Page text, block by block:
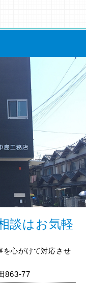
談はお気軽
を心がけて対応させ
863-77